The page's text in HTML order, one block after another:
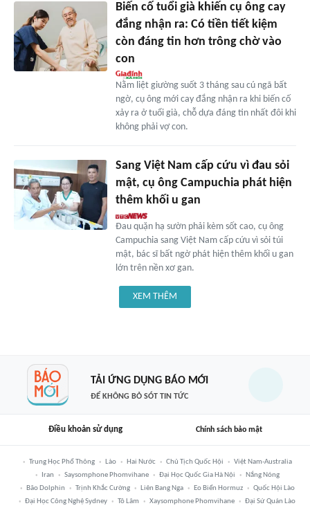
Biến cố tuổi già khiến cụ ông cay
đắng nhận ra: Có tiền tiết kiệm
còn đáng tin hơn trông chờ vào
con
Nằm liệt giường suốt 3 tháng sau cú ngã bất
ngờ, cụ ông mới cay đắng nhận ra khi biến cố
xảy ra ở tuổi già, chỗ dựa đáng tin nhất đôi khi
không phải vợ con.
Sang Việt Nam cấp cứu vì đau sỏi
mật, cụ ông Campuchia phát hiện
thêm khối u gan
Đau quặn hạ sườn phải kèm sốt cao, cụ ông
Campuchia sang Việt Nam cấp cứu vì sỏi túi
mật, bác sĩ bất ngờ phát hiện thêm khối u gan
lớn trên nền xơ gan.
XEM THÊM
TẢI ỨNG DỤNG BÁO MỚI
ĐỂ KHÔNG BỎ SÓT TIN TỨC
Điều khoản sử dụng Chính sách bảo mật
Trung Học Phổ Thông Lào Hai Nước Chủ Tịch Quốc Hội
Việt Nam-Australia
Iran
Saysomphone Phomvihane Đại Học Quốc Gia Hà Nội
Nắng Nóng
Bão Dolphin
Trịnh Khắc Cường Liên Bang Nga Eo Biển Hormuz
Quốc Hội Lào
Đại Học Công Nghệ Sydney
Tô Lâm Xaysomphone Phomvihane Đại Sứ Quán Lào